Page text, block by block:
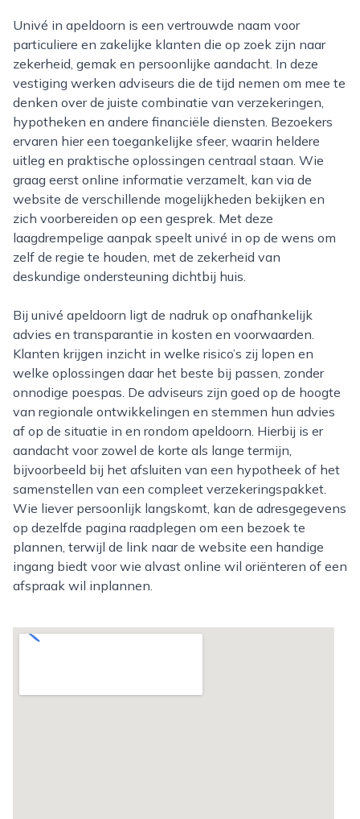
Univé in apeldoorn is een vertrouwde naam voor
particuliere en zakelijke klanten die op zoek zijn naar
zekerheid, gemak en persoonlijke aandacht. In deze
vestiging werken adviseurs die de tijd nemen om mee te
denken over de juiste combinatie van verzekeringen,
hypotheken en andere financiële diensten. Bezoekers
ervaren hier een toegankelijke sfeer, waarin heldere
uitleg en praktische oplossingen centraal staan. Wie
graag eerst online informatie verzamelt, kan via de
website de verschillende mogelijkheden bekijken en
zich voorbereiden op een gesprek. Met deze
laagdrempelige aanpak speelt univé in op de wens om
zelf de regie te houden, met de zekerheid van
deskundige ondersteuning dichtbij huis.
Bij univé apeldoorn ligt de nadruk op onafhankelijk
advies en transparantie in kosten en voorwaarden.
Klanten krijgen inzicht in welke risico’s zij lopen en
welke oplossingen daar het beste bij passen, zonder
onnodige poespas. De adviseurs zijn goed op de hoogte
van regionale ontwikkelingen en stemmen hun advies
af op de situatie in en rondom apeldoorn. Hierbij is er
aandacht voor zowel de korte als lange termijn,
bijvoorbeeld bij het afsluiten van een hypotheek of het
samenstellen van een compleet verzekeringspakket.
Wie liever persoonlijk langskomt, kan de adresgegevens
op dezelfde pagina raadplegen om een bezoek te
plannen, terwijl de link naar de website een handige
ingang biedt voor wie alvast online wil oriënteren of een
afspraak wil inplannen.